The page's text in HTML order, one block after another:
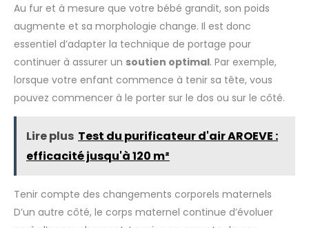
Au fur et à mesure que votre bébé grandit, son poids
augmente et sa morphologie change. Il est donc
essentiel d’adapter la technique de portage pour
continuer à assurer un soutien optimal. Par exemple,
lorsque votre enfant commence à tenir sa tête, vous
pouvez commencer à le porter sur le dos ou sur le côté.
Lire plus Test du purificateur d'air AROEVE :
efficacité jusqu'à 120 m²
Tenir compte des changements corporels maternels
D’un autre côté, le corps maternel continue d’évoluer